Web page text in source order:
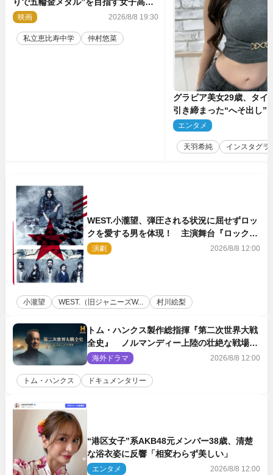
に！ 映画『つりこまち』今秋公開
映画 2026/8/8 19:30
私立恵比寿中学 仲村悠菜
グラビア美女29歳、タイ
引き締まった“へそ出し”
「可愛い過ぎる」
エンタメ
天羽希純 インスタグラ
WEST.小瀧望、弾圧される状況に屈せずロッ
クを愛する男を体現！ 主演舞台『ロックン
ロール』ビジュアル解禁
演劇 2026/8/8 12:00
小瀧望 WEST.（旧ジャニーズW... 村川絵梨
トム・ハンクス製作総指揮『第二次世界大戦
全史』 ノルマンディー上陸の壮絶な戦場を
収めた特別映像解禁
海外ドラマ 2026/8/8 12:00
トム・ハンクス ドキュメンタリー
“港区女子”系AKB48元メンバー38歳、清楚
な浴衣姿に反響「相変わらず美しい」
エンタメ 2026/8/8 12:00